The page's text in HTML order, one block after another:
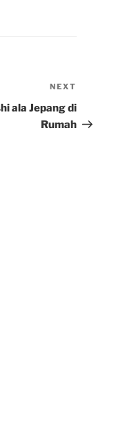
Post
NEXT
ala Jepang di
Rumah